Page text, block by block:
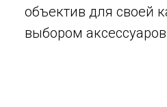
объектив для своей
выбором